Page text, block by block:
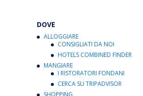
DOVE
ALLOGGIARE
CONSIGLIATI DA NOI
HOTELS COMBINED FINDER
MANGIARE
I RISTORATORI FONDANI
CERCA SU TRIPADVISOR